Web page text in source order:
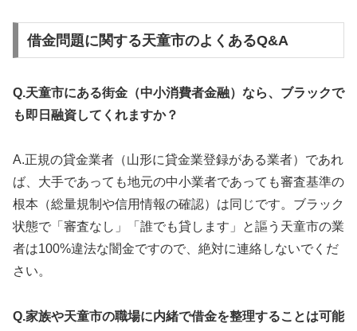
借金問題に関する天童市のよくあるQ&A
Q.天童市にある街金（中小消費者金融）なら、ブラックで
も即日融資してくれますか？
A.正規の貸金業者（山形に貸金業登録がある業者）であれ
ば、大手であっても地元の中小業者であっても審査基準の
根本（総量規制や信用情報の確認）は同じです。ブラック
状態で「審査なし」「誰でも貸します」と謳う天童市の業
者は100%違法な闇金ですので、絶対に連絡しないでくだ
さい。
Q.家族や天童市の職場に内緒で借金を整理することは可能